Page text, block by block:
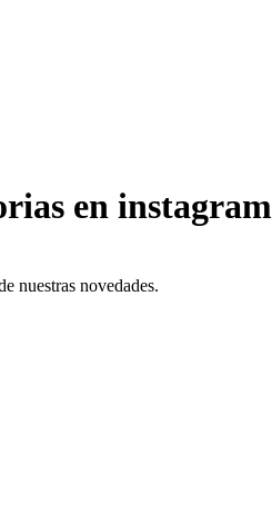
en instagram
nuestras novedades.